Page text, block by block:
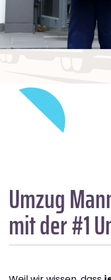
Umzug
mit der #1